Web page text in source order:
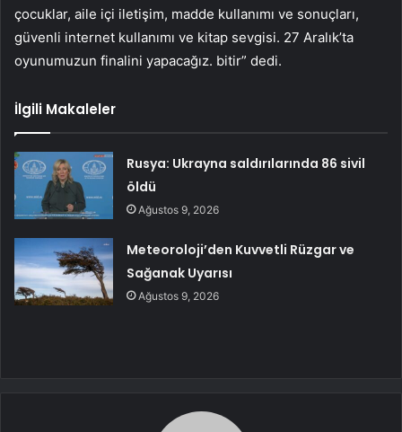
çocuklar, aile içi iletişim, madde kullanımı ve sonuçları,
güvenli internet kullanımı ve kitap sevgisi. 27 Aralık’ta
oyunumuzun finalini yapacağız. bitir” dedi.
İlgili Makaleler
Rusya: Ukrayna saldırılarında 86 sivil
öldü
Ağustos 9, 2026
Meteoroloji’den Kuvvetli Rüzgar ve
Sağanak Uyarısı
Ağustos 9, 2026